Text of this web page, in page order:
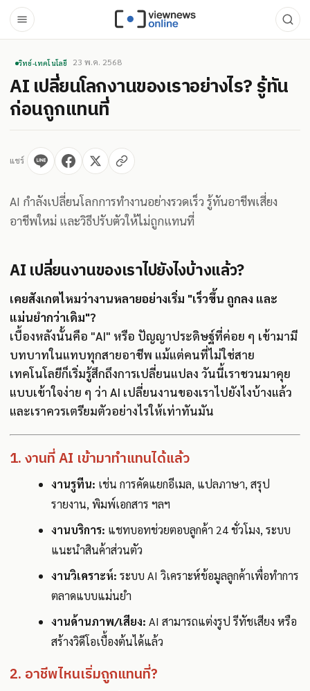
วิทย์-เทคโนโลยี 23 พ.ค. 2568
AI เปลี่ยนโลกงานของเราอย่างไร? รู้ทัน
ก่อนถูกแทนที่
แชร์
AI กำลังเปลี่ยนโลกการทำงานอย่างรวดเร็ว รู้ทันอาชีพเสี่ยง
อาชีพใหม่ และวิธีปรับตัวให้ไม่ถูกแทนที่
AI เปลี่ยนงานของเราไปยังไงบ้างแล้ว?
เคยสังเกตไหมว่างานหลายอย่างเริ่ม "เร็วขึ้น ถูกลง และ
แม่นยำกว่าเดิม"?
เบื้องหลังนั้นคือ "AI" หรือ ปัญญาประดิษฐ์ที่ค่อย ๆ เข้ามามี
บทบาทในแทบทุกสายอาชีพ แม้แต่คนที่ไม่ใช่สาย
เทคโนโลยีก็เริ่มรู้สึกถึงการเปลี่ยนแปลง วันนี้เราชวนมาคุย
แบบเข้าใจง่าย ๆ ว่า AI เปลี่ยนงานของเราไปยังไงบ้างแล้ว
และเราควรเตรียมตัวอย่างไรให้เท่าทันมัน
1. งานที่ AI เข้ามาทำแทนได้แล้ว
งานรูทีน: เช่น การคัดแยกอีเมล, แปลภาษา, สรุป
รายงาน, พิมพ์เอกสาร ฯลฯ
งานบริการ: แชทบอทช่วยตอบลูกค้า 24 ชั่วโมง, ระบบ
แนะนำสินค้าส่วนตัว
งานวิเคราะห์: ระบบ AI วิเคราะห์ข้อมูลลูกค้าเพื่อทำการ
ตลาดแบบแม่นยำ
งานด้านภาพ/เสียง: AI สามารถแต่งรูป รีทัชเสียง หรือ
สร้างวิดีโอเบื้องต้นได้แล้ว
2. อาชีพไหนเริ่มถูกแทนที่?